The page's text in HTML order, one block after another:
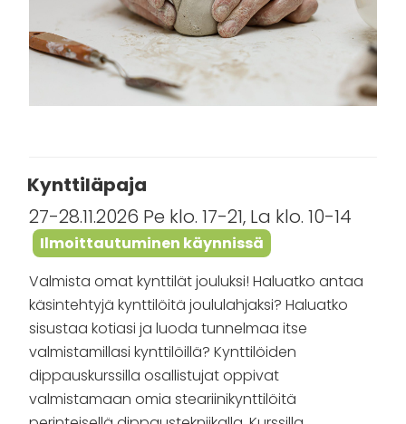
Kynttiläpaja
27-28.11.2026 Pe klo. 17-21, La klo. 10-14
Ilmoittautuminen käynnissä
Valmista omat kynttilät jouluksi! Haluatko antaa
käsintehtyjä kynttilöitä joululahjaksi? Haluatko
sisustaa kotiasi ja luoda tunnelmaa itse
valmistamillasi kynttilöillä? Kynttilöiden
dippauskurssilla osallistujat oppivat
valmistamaan omia steariinikynttilöitä